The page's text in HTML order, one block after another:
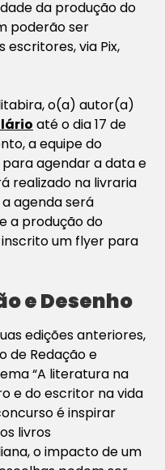
da produção do
poderão ser
via Pix,
o(a) autor(a)
até o dia 17 de
a equipe do
agendar a data e
realizado na livraria
agenda será
a produção do
um flyer para
e Desenho
edições anteriores,
de Redação e
“A literatura na
e do escritor na vida
é inspirar
livros
o impacto de um